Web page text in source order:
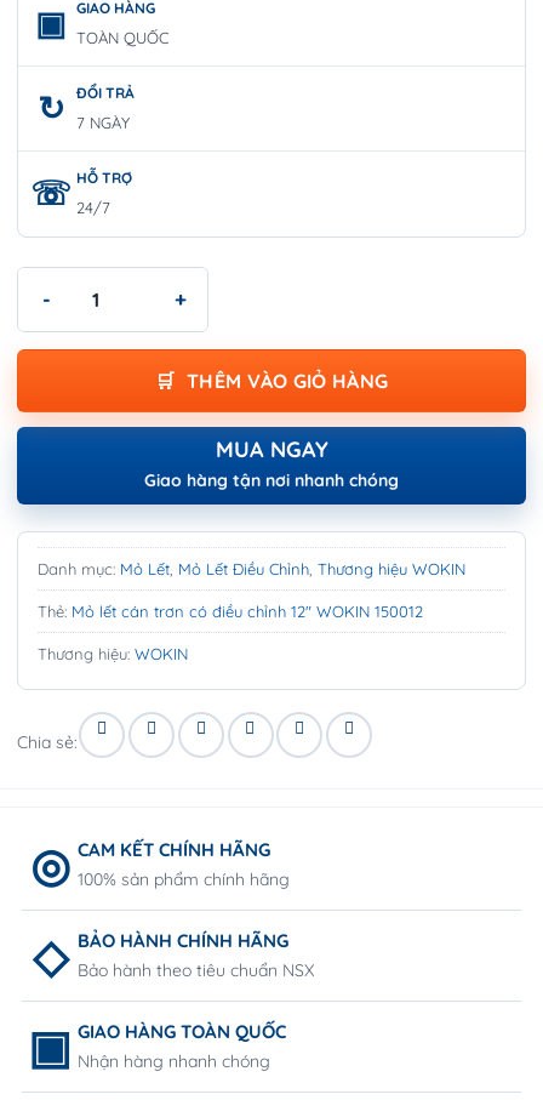
GIAO HÀNG
TOÀN QUỐC
ĐỔI TRẢ
7 NGÀY
HỖ TRỢ
24/7
THÊM VÀO GIỎ HÀNG
MUA NGAY
Giao hàng tận nơi nhanh chóng
Danh mục: Mỏ Lết Mỏ Lết Điều Chỉnh Thương hiệu WOKIN
Thẻ: Mỏ lết cán trơn có điều chỉnh 12″ WOKIN 150012
Thương hiệu: WOKIN
Chia sẻ:
CAM KẾT CHÍNH HÃNG
100% sản phẩm chính hãng
BẢO HÀNH CHÍNH HÃNG
Bảo hành theo tiêu chuẩn NSX
GIAO HÀNG TOÀN QUỐC
Nhận hàng nhanh chóng